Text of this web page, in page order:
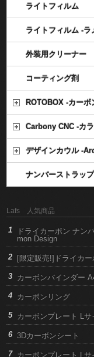
ライトフィルム
ライトフィルム -ラ
外装用クリーナー
コーティング剤
ROTOBOX -カーボ
Carbony CNC -カ
デザインカウル -
ナンバーストラップ
Lafs 人気商品
ドライカーボン ナン
mon Design
[限定販売!]ドライカ
カーボンバインダー
カーボンリング
カーボンプレート L
3Dカーボンシート
カーボンプレート L